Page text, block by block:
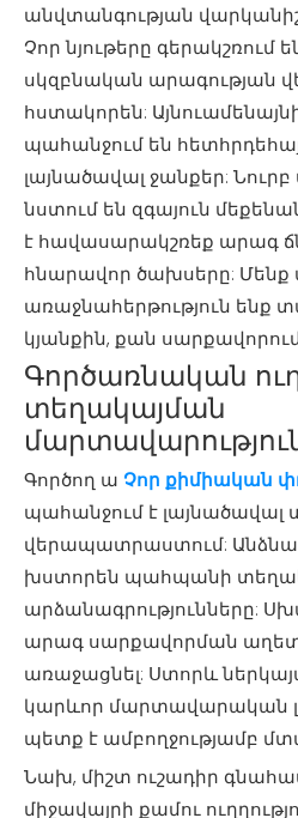
անվտանգության
Չոր նյութերը գերակշռում
սկզբնական արագության
հստակորեն:
պահանջում են
լայնածավալ ջանքեր:
նստում են զգայուն
է հավասարակշռեք արագ
հնարավոր ծախսերը: Մենք
առաջնահերթություն ենք
կյանքին, քան
Գործառնական
տեղակայման
Գործող ա Չոր քիմիական
պահանջում է
վերապատրաստում:
խստորեն պահպանի
արձանագրությունները:
արագ սարքավորման
առաջացնել: Ստորև
կարևոր մարտավարական
պետք է ամբողջությամբ
Նախ, միշտ ուշադիր
միջավայրի քամու